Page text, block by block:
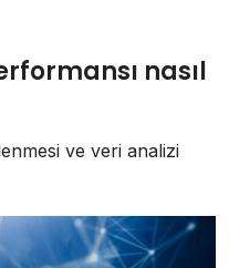
nasıl
ve veri analizi